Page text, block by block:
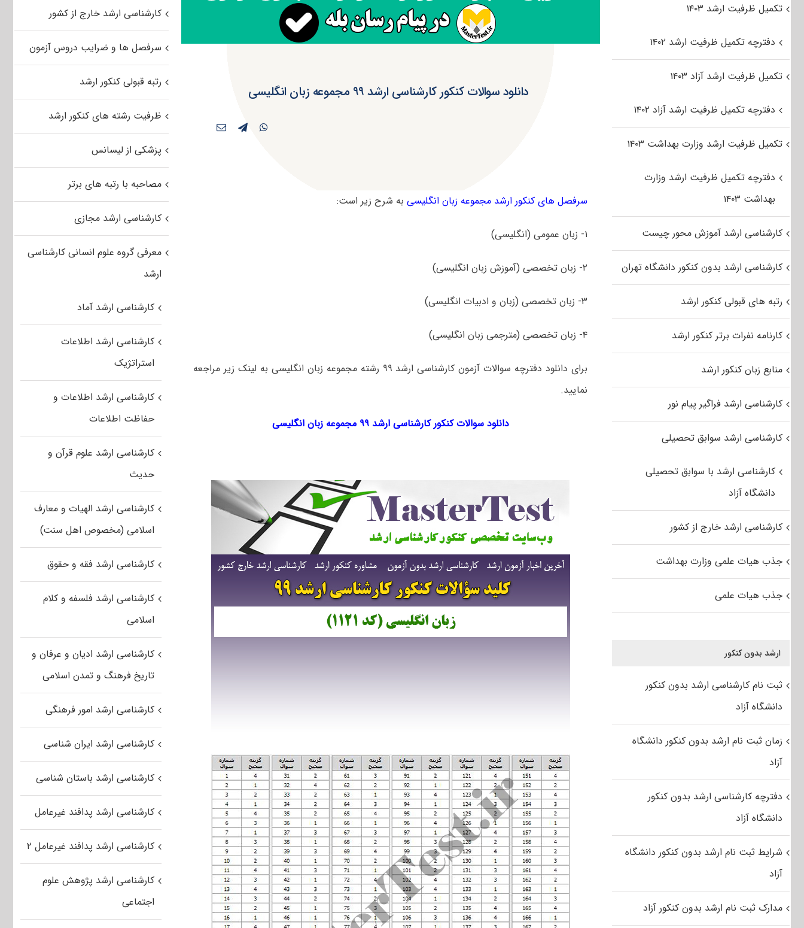
دانلود سوالات کنکور کارشناسی ارشد ۹۹ مجموعه زبان انگلیسی
سرفصل های کنکور ارشد مجموعه زبان انگلیسیبه شرح زیر است:
۱- زبان عمومی (انگلیسی)
۲- زبان تخصصی (آموزش زبان انگلیسی)
۳- زبان تخصصی (زبان و ادبیات انگلیسی)
۴- زبان تخصصی (مترجمی زبان انگلیسی)
برای دانلود دفترچه سوالات آزمون کارشناسی ارشد ۹۹ رشته مجموعه زبان انگلیسی به لینک زیر مراجعه
نمایید.
دانلود سوالات کنکور کارشناسی ارشد ۹۹ مجموعه زبان انگلیسی
کارشناسی ارشد خارج از کشور
سرفصل ها و ضرایب دروس آزمون
رتبه قبولی کنکور ارشد
ظرفیت رشته های کنکور ارشد
پزشکی از لیسانس
مصاحبه با رتبه های برتر
کارشناسی ارشد مجازی
معرفی گروه علوم انسانی کارشناسی
ارشد
کارشناسی ارشد آماد
کارشناسی ارشد اطلاعات
استراتژیک
کارشناسی ارشد اطلاعات و
حفاظت اطلاعات
کارشناسی ارشد علوم قرآن و
حدیث
کارشناسی ارشد الهیات و معارف
اسلامی (مخصوص اهل سنت)
کارشناسی ارشد فقه و حقوق
کارشناسی ارشد فلسفه و کلام
اسلامی
کارشناسی ارشد ادیان و عرفان و
تاریخ فرهنگ و تمدن اسلامی
کارشناسی ارشد امور فرهنگی
کارشناسی ارشد ایران شناسی
کارشناسی ارشد باستان شناسی
کارشناسی ارشد پدافند غیرعامل
کارشناسی ارشد پدافند غیرعامل ۲
کارشناسی ارشد پژوهش علوم
اجتماعی
تکمیل ظرفیت ارشد ۱۴۰۳
دفترچه تکمیل ظرفیت ارشد ۱۴۰۲
تکمیل ظرفیت ارشد آزاد ۱۴۰۳
دفترچه تکمیل ظرفیت ارشد آزاد ۱۴۰۲
تکمیل ظرفیت ارشد وزارت بهداشت ۱۴۰۳
دفترچه تکمیل ظرفیت ارشد وزارت
بهداشت ۱۴۰۳
کارشناسی ارشد آموزش محور چیست
کارشناسی ارشد بدون کنکور دانشگاه تهران
رتبه های قبولی کنکور ارشد
کارنامه نفرات برتر کنکور ارشد
منابع زبان کنکور ارشد
کارشناسی ارشد فراگیر پیام نور
کارشناسی ارشد سوابق تحصیلی
کارشناسی ارشد با سوابق تحصیلی
دانشگاه آزاد
کارشناسی ارشد خارج از کشور
جذب هیات علمی وزارت بهداشت
جذب هیات علمی
ارشد بدون کنکور
ثبت نام کارشناسی ارشد بدون کنکور
دانشگاه آزاد
زمان ثبت نام ارشد بدون کنکور دانشگاه
آزاد
دفترچه کارشناسی ارشد بدون کنکور
دانشگاه آزاد
شرایط ثبت نام ارشد بدون کنکور دانشگاه
آزاد
مدارک ثبت نام ارشد بدون کنکور آزاد